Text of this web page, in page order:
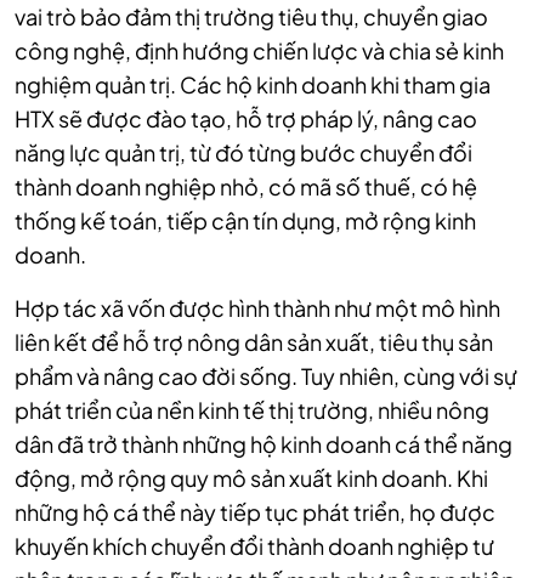
vai trò bảo đảm thị trường tiêu thụ, chuyển giao
công nghệ, định hướng chiến lược và chia sẻ kinh
nghiệm quản trị. Các hộ kinh doanh khi tham gia
HTX sẽ được đào tạo, hỗ trợ pháp lý, nâng cao
năng lực quản trị, từ đó từng bước chuyển đổi
thành doanh nghiệp nhỏ, có mã số thuế, có hệ
thống kế toán, tiếp cận tín dụng, mở rộng kinh
doanh.
Hợp tác xã vốn được hình thành như một mô hình
liên kết để hỗ trợ nông dân sản xuất, tiêu thụ sản
phẩm và nâng cao đời sống. Tuy nhiên, cùng với sự
phát triển của nền kinh tế thị trường, nhiều nông
dân đã trở thành những hộ kinh doanh cá thể năng
động, mở rộng quy mô sản xuất kinh doanh. Khi
những hộ cá thể này tiếp tục phát triển, họ được
khuyến khích chuyển đổi thành doanh nghiệp tư